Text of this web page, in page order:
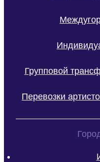
Групповой
Перевозки